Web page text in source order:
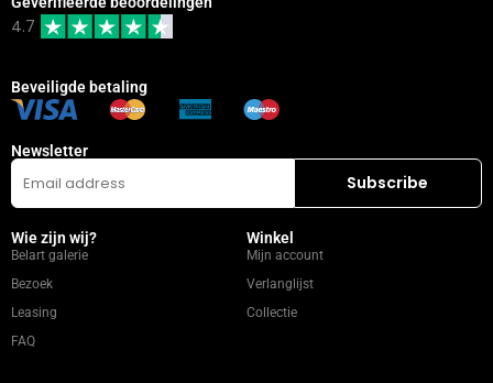
4.7
Beveiligde betaling
Newsletter
Wie zijn wij?
Belart galerie
Bezoek
Leasing
FAQ
Winkel
Mijn account
Verlanglijst
Collectie